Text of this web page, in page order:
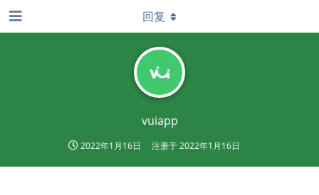
vuiapp
2022年1月16日 注册于2022年1月16日
回复